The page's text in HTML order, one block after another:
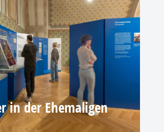
in der Ehemaligen